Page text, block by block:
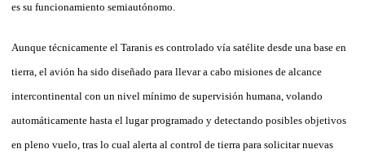
es su funcionamiento semiautónomo.
Aunque técnicamente el Taranis es controlado vía satélite desde una base en
tierra, el avión ha sido diseñado para llevar a cabo misiones de alcance
intercontinental con un nivel mínimo de supervisión humana, volando
automáticamente hasta el lugar programado y detectando posibles objetivos
en pleno vuelo, tras lo cual alerta al control de tierra para solicitar nuevas